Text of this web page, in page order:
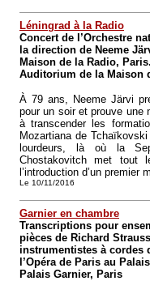
Léningrad à la Radio
Concert de l’Orchestre
la direction de Neeme
Maison de la Radio,
Auditorium de la Maison
À 79 ans, Neeme Järvi
pour un soir et prouve une
à transcender les
Mozartiana de Tchaïkovski
lourdeurs, là où la
Chostakovitch met tout
l’introduction d’un premier
Le 10/11/2016
Garnier en chambre
Transcriptions pour
pièces de Richard
instrumentistes à cordes
l’Opéra de Paris au
Palais Garnier, Paris